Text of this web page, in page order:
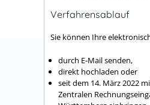
Verfahrensablauf
Sie können Ihre
durch E-Mail senden,
direkt hochladen oder
seit dem 14. März 2022
Zentralen